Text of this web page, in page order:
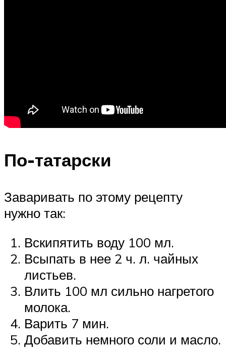
По-татарски
Заваривать по этому рецепту
нужно так:
Вскипятить воду 100 мл.
Всыпать в нее 2 ч. л. чайных
листьев.
Влить 100 мл сильно нагретого
молока.
Варить 7 мин.
Добавить немного соли и масло.